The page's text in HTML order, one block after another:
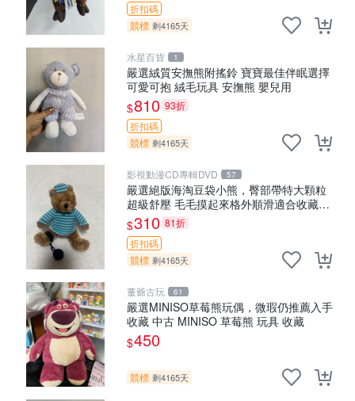
折扣碼
競標 剩4165天
水星百貨 1
嚴選絨質安撫熊附搖鈴 寶寶最佳伴眠選擇
可愛可抱 絨毛玩具 安撫熊 嬰兒用
$810 93折
折扣碼
競標 剩4165天
影視動漫CD專輯DVD 57
嚴選絕版海淘豆袋小熊，臀部帶特大顆粒
超級舒壓 毛毛摸起來格外順滑適合收藏
100%棉質 豆袋枕 豆袋、抱枕、小熊
$310 81折
折扣碼
競標 剩4165天
董爺古玩 61
嚴選MINISO草莓熊玩偶，微瑕仍推薦入手
收藏 中古 MINISO 草莓熊 玩具 收藏
$450
競標 剩4165天